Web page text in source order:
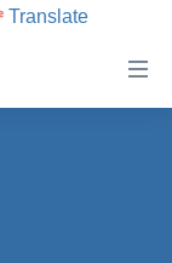
Translate